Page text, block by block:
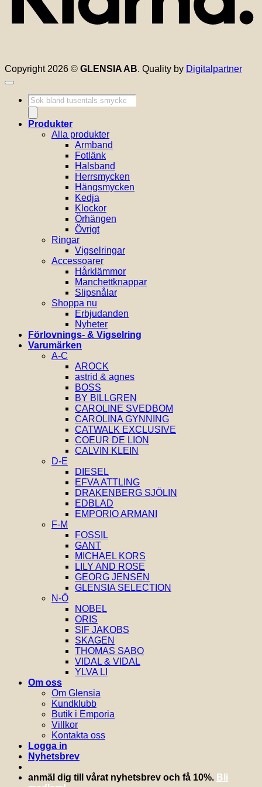
Copyright 2026 © GLENSIA AB. Quality by Digitalpartner
Produktsökning
Produkter
Alla produkter
Armband
Fotlänk
Halsband
Herrsmycken
Hängsmycken
Kedja
Klockor
Örhängen
Övrigt
Ringar
Vigselringar
Accessoarer
Hårklämmor
Manchettknappar
Slipsnålar
Shoppa nu
Erbjudanden
Nyheter
Förlovnings- & Vigselring
Varumärken
A-C
AROCK
astrid & agnes
BOSS
BY BILLGREN
CAROLINE SVEDBOM
CAROLINA GYNNING
CATWALK EXCLUSIVE
COEUR DE LION
CALVIN KLEIN
D-E
DIESEL
EFVA ATTLING
DRAKENBERG SJÖLIN
EDBLAD
EMPORIO ARMANI
F-M
FOSSIL
GANT
MICHAEL KORS
LILY AND ROSE
GEORG JENSEN
GLENSIA SELECTION
N-Ö
NOBEL
ORIS
SIF JAKOBS
SKAGEN
THOMAS SABO
VIDAL & VIDAL
YLVA LI
Om oss
Om Glensia
Kundklubb
Butik i Emporia
Villkor
Kontakta oss
Logga in
Nyhetsbrev
anmäl dig till vårat nyhetsbrev och få 10%. Bli